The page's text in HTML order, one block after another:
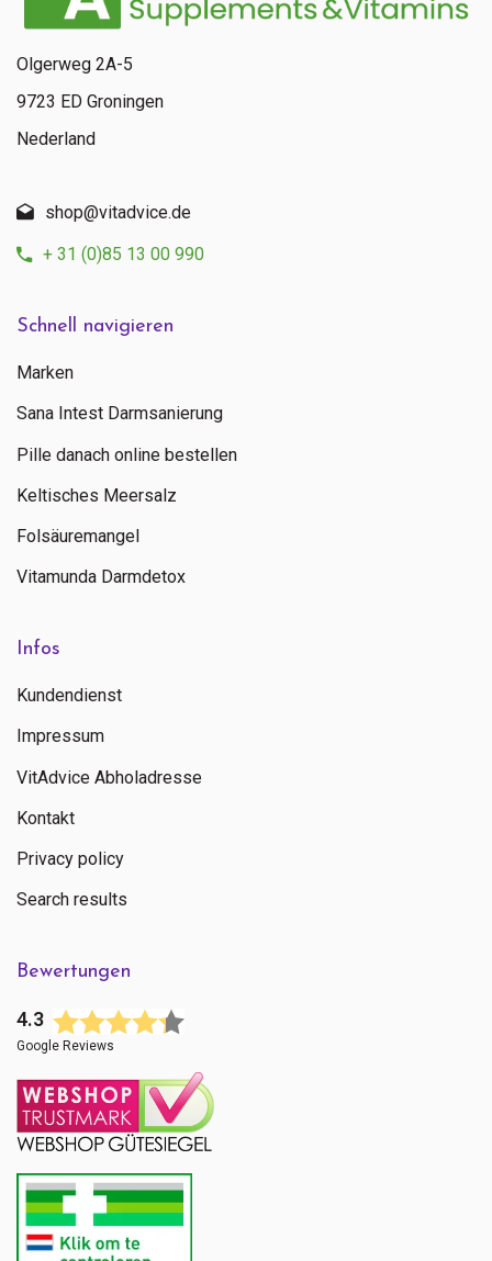
Schnell navigieren
Marken
Sana Intest Darmsanierung
Pille danach online bestellen
Keltisches Meersalz
Folsäuremangel
Vitamunda Darmdetox
Infos
Kundendienst
Impressum
VitAdvice Abholadresse
Kontakt
Privacy policy
Search results
Bewertungen
4.3
Google Reviews
Olgerweg 2A-5
9723 ED Groningen
Nederland
shop@vitadvice.de
+ 31 (0)85 13 00 990